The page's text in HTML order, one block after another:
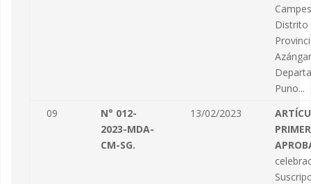
Distrito
Puno...
09
N° 012-
2023-MDA-
CM-SG.
13/02/2023